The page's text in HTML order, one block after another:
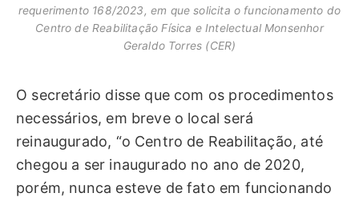
requerimento 168/2023, em que solicita o funcionamento do
Centro de Reabilitação Física e Intelectual Monsenhor
Geraldo Torres (CER)
O secretário disse que com os procedimentos
necessários, em breve o local será
reinaugurado, “o Centro de Reabilitação, até
chegou a ser inaugurado no ano de 2020,
porém, nunca esteve de fato em funcionando